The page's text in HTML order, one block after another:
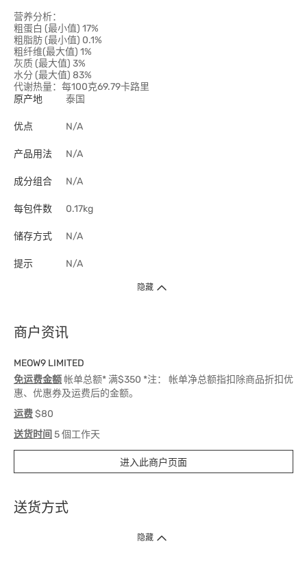
营养分析：
粗蛋白 (最小值) 17%
粗脂肪 (最小值) 0.1%
粗纤维(最大值) 1%
灰质 (最大值) 3%
水分 (最大值) 83%
代谢热量：每100克69.79卡路里
原产地
泰国
优点 N/A
产品用法 N/A
成分组合 N/A
每包件数 0.17kg
储存方式 N/A
提示 N/A
隐藏
商户资讯
MEOW9 LIMITED
免运费金额帐单总额* 满$350 *注： 帐单净总额指扣除商品折扣优
惠、优惠券及运费后的金额。
运费$80
送货时间 5 個工作天
进入此商户页面
送货方式
1. 送货到府（受卫生署条例规管产品除外 ）
隐藏